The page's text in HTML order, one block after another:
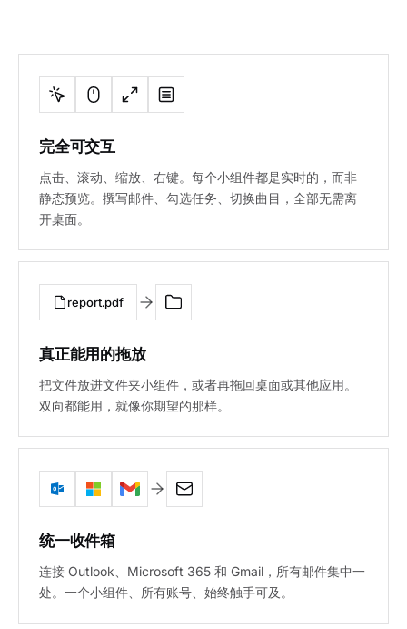
完全可交互
点击、滚动、缩放、右键。每个小组件都是实时的，而非
静态预览。撰写邮件、勾选任务、切换曲目，全部无需离
开桌面。
report.pdf
真正能用的拖放
把文件放进文件夹小组件，或者再拖回桌面或其他应用。
双向都能用，就像你期望的那样。
统一收件箱
连接 Outlook、Microsoft 365 和 Gmail，所有邮件集中一
处。一个小组件、所有账号、始终触手可及。